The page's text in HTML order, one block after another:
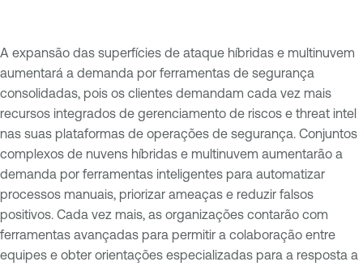
A expansão das superfícies de ataque híbridas e multinuvem
aumentará a demanda por ferramentas de segurança
consolidadas, pois os clientes demandam cada vez mais
recursos integrados de gerenciamento de riscos e threat intel
nas suas plataformas de operações de segurança. Conjuntos
complexos de nuvens híbridas e multinuvem aumentarão a
demanda por ferramentas inteligentes para automatizar
processos manuais, priorizar ameaças e reduzir falsos
positivos. Cada vez mais, as organizações contarão com
ferramentas avançadas para permitir a colaboração entre
equipes e obter orientações especializadas para a resposta a